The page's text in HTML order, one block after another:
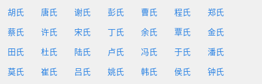
胡氏 唐氏 谢氏 彭氏 曹氏 程氏 郑氏
蔡氏 许氏 宋氏 丁氏 余氏 覃氏 金氏
田氏 杜氏 陆氏 卢氏 冯氏 于氏 潘氏
莫氏 崔氏 吕氏 姚氏 韩氏 侯氏 钟氏